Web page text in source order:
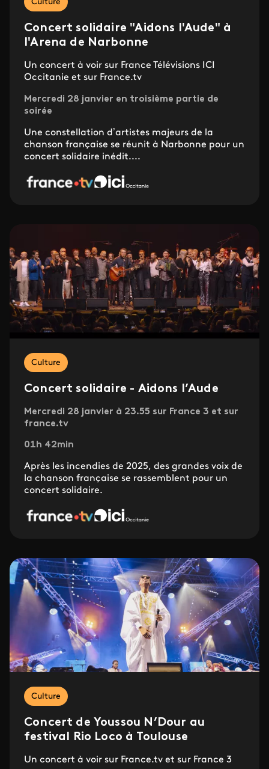
Culture
Concert solidaire "Aidons l'Aude" à
l'Arena de Narbonne
Un concert à voir sur France Télévisions ICI
Occitanie et sur France.tv
Mercredi 28 janvier en troisième partie de
soirée
Une constellation d’artistes majeurs de la
chanson française se réunit à Narbonne pour un
concert solidaire inédit....
Culture
Concert solidaire - Aidons l’Aude
Mercredi 28 janvier à 23.55 sur France 3 et sur
france.tv
01h 42min
Après les incendies de 2025, des grandes voix de
la chanson française se rassemblent pour un
concert solidaire.
Culture
Concert de Youssou N’Dour au
festival Rio Loco à Toulouse
Un concert à voir sur France.tv et sur France 3